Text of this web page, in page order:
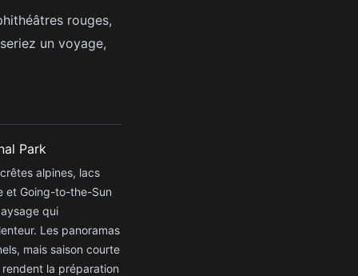
rouges,
un voyage,
Park
alpines, lacs
et Going-to-the-Sun
qui
Les panoramas
mais saison courte
la préparation